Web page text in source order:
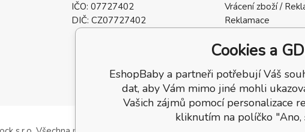
IČO: 07727402
DIČ: CZ07727402
Vrácení zboží /
Reklamace
Cookies a
EshopBaby a partneři potřebují Váš
dat, aby Vám mimo jiné mohli
Vašich zájmů pomocí personalizace
kliknutím na políčko "Ano,